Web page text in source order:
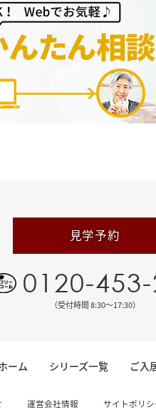
見学予約
0120-
（受付時間 8:30〜17:30）
ーム シリーズ一覧 ご入
運営会社情報 サイトポリ